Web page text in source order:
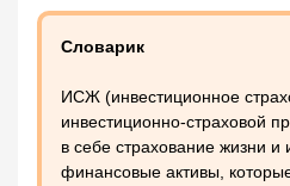
Словарик
ИСЖ (инвестиционное
инвестиционно-страховой
в себе страхование жизни и
финансовые активы,